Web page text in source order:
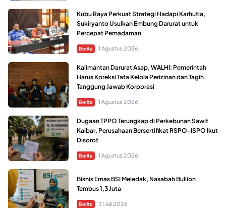
Kubu Raya Perkuat Strategi Hadapi Karhutla,
Sukiryanto Usulkan Embung Darurat untuk
Percepat Pemadaman
Berita 1 Agustus 2026
Kalimantan Darurat Asap, WALHI: Pemerintah
Harus Koreksi Tata Kelola Perizinan dan Tagih
Tanggung Jawab Korporasi
Berita 1 Agustus 2026
Dugaan TPPO Terungkap di Perkebunan Sawit
Kalbar, Perusahaan Bersertifikat RSPO-ISPO Ikut
Disorot
Berita 1 Agustus 2026
Bisnis Emas BSI Meledak, Nasabah Bullion
Tembus 1,3 Juta
Berita 31 Juli 2026